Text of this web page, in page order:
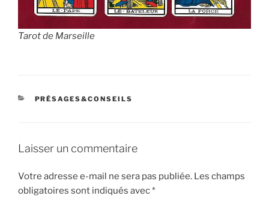
Tarot de Marseille
CATÉGORIES
PRÉSAGES&CONSEILS
Laisser un commentaire
Votre adresse e-mail ne sera pas publiée. Les champs
obligatoires sont indiqués avec*